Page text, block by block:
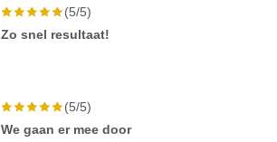
(5/5)
Zo snel resultaat!
(5/5)
We gaan er mee door